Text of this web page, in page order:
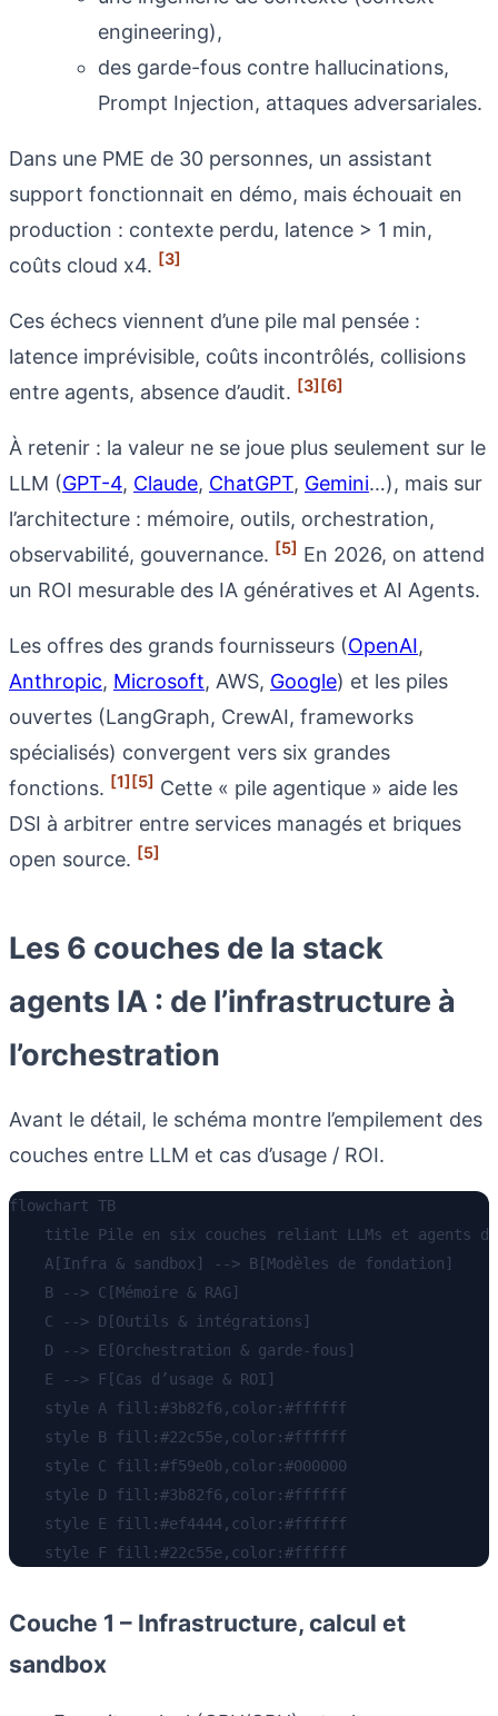
engineering),
des garde-fous contre hallucinations,
Prompt Injection, attaques adversariales.
Dans une PME de 30 personnes, un assistant
support fonctionnait en démo, mais échouait en
production : contexte perdu, latence > 1 min,
coûts cloud x4. [3]
Ces échecs viennent d’une pile mal pensée :
latence imprévisible, coûts incontrôlés, collisions
entre agents, absence d’audit. [3][6]
À retenir : la valeur ne se joue plus seulement sur le
LLM (GPT-4, Claude, ChatGPT, Gemini…), mais sur
l’architecture : mémoire, outils, orchestration,
observabilité, gouvernance. [5] En 2026, on attend
un ROI mesurable des IA génératives et AI Agents.
Les offres des grands fournisseurs (OpenAI,
Anthropic, Microsoft, AWS, Google) et les piles
ouvertes (LangGraph, CrewAI, frameworks
spécialisés) convergent vers six grandes
fonctions. [1][5] Cette « pile agentique » aide les
DSI à arbitrer entre services managés et briques
open source. [5]
Les 6 couches de la stack
agents IA : de l’infrastructure à
l’orchestration
Avant le détail, le schéma montre l’empilement des
couches entre LLM et cas d’usage / ROI.
flowchart TB
title Pile en six couches reliant LLMs et agents
    A[Infra & sandbox] --> B[Modèles de fondation]
    B --> C[Mémoire & RAG]
    C --> D[Outils & intégrations]
    D --> E[Orchestration & garde-fous]
    E --> F[Cas d’usage & ROI]
    style A fill:#3b82f6,color:#ffffff
    style B fill:#22c55e,color:#ffffff
    style C fill:#f59e0b,color:#000000
    style D fill:#3b82f6,color:#ffffff
    style E fill:#ef4444,color:#ffffff
Couche 1 – Infrastructure, calcul et
sandbox